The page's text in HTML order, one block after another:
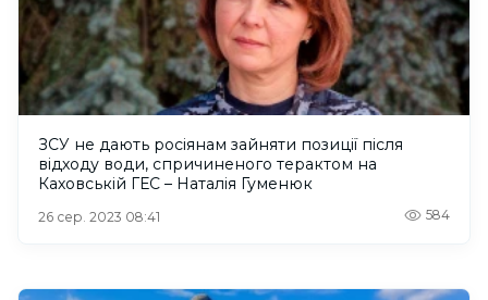
ЗСУ не дають росіянам зайняти позиції після
відходу води, спричиненого терактом на
Каховській ГЕС – Наталія Гуменюк
26 сер. 2023 08:41 584